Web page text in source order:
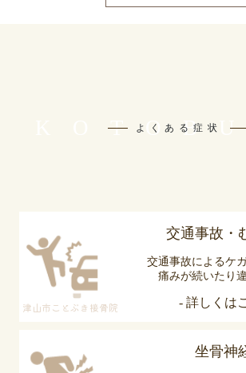
よくある症状
津山市ことぶき接骨院
交通事故・
交通事故によるケ
痛みが続いたり
- 詳しくは
坐骨神